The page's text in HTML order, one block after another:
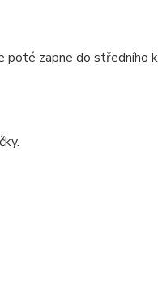
poté zapne do středního